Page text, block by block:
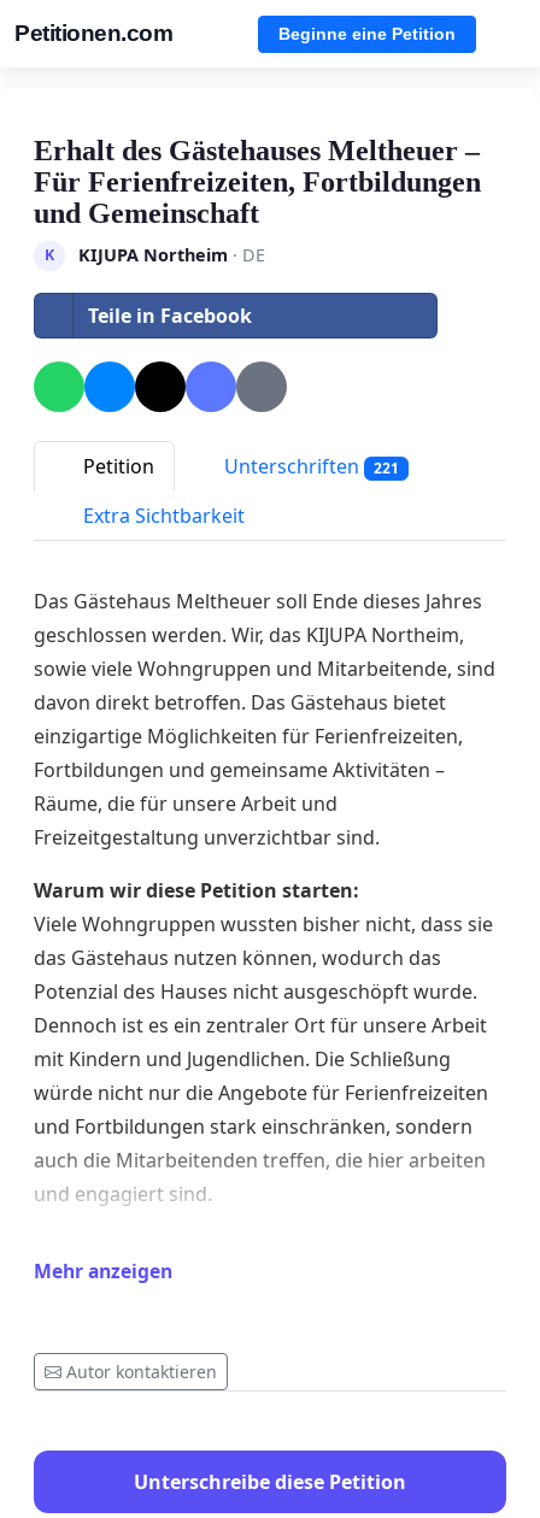
Petitionen.com Beginne eine Petition
Erhalt des Gästehauses Meltheuer –
Für Ferienfreizeiten, Fortbildungen
und Gemeinschaft
K KIJUPA Northeim · DE
Teile in Facebook
Petition Unterschriften 221
Extra Sichtbarkeit
Das Gästehaus Meltheuer soll Ende dieses Jahres
geschlossen werden. Wir, das KIJUPA Northeim,
sowie viele Wohngruppen und Mitarbeitende, sind
davon direkt betroffen. Das Gästehaus bietet
einzigartige Möglichkeiten für Ferienfreizeiten,
Fortbildungen und gemeinsame Aktivitäten –
Räume, die für unsere Arbeit und
Freizeitgestaltung unverzichtbar sind.
Warum wir diese Petition starten:
Viele Wohngruppen wussten bisher nicht, dass sie
das Gästehaus nutzen können, wodurch das
Potenzial des Hauses nicht ausgeschöpft wurde.
Dennoch ist es ein zentraler Ort für unsere Arbeit
mit Kindern und Jugendlichen. Die Schließung
würde nicht nur die Angebote für Ferienfreizeiten
und Fortbildungen stark einschränken, sondern
auch die Mitarbeitenden treffen, die hier arbeiten
und engagiert sind.
Wir fordern die Verantwortlichen auf, die
überdenken und alternative Lösungen zu prüfen,
damit es weiterhin als Ort für Ferienfreizeiten,
werden kann.
Wer wir sind:
Mehr anzeigen
Autor kontaktieren
Unterschreibe diese Petition